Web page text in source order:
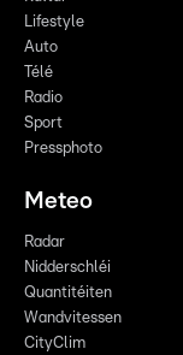
Lifestyle
Auto
Télé
Radio
Sport
Pressphoto
Meteo
Radar
Nidderschléi
Quantitéiten
Wandvitessen
CityClim